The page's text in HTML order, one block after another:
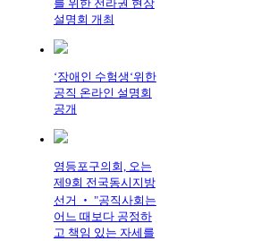
를 위한 전라권 현장
설명회 개최
‘장애인 수험생‘위한
공직 온라인 설명회
공개
영등포구의회, 오는
제9회 전국동시지방
선거 ‧ "공직사회는
어느 때보다 공정하
고 책임 있는 자세를